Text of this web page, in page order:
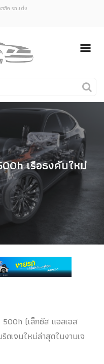
เตือน
วสารเมื่อมีการอัพเดต
?
สิค รถแต่ง
รถใหม่
คนรักรถ
รถแต่ง
พริตตี้
งานแสดงรถ
Car In The Movie
สเปคราคา รถยนต์
เรือธงคันใหม่
500h (เล็กซัส แอลเอส
ดเจนใหม่ล่าสุดในงานเจ